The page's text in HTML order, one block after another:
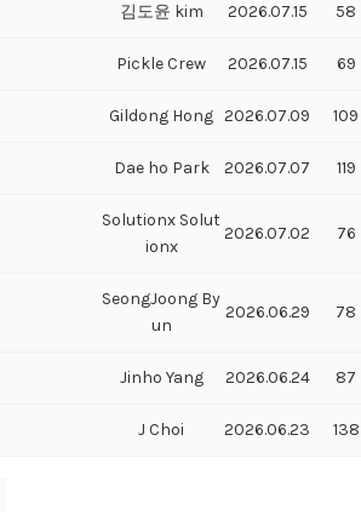
김도윤 kim 2026.07.15 58
Pickle Crew 2026.07.15 69
Gildong Hong 2026.07.09 109
Dae ho Park 2026.07.07 119
Solutionx Solut
ionx
2026.07.02 76
SeongJoong By
un
2026.06.29 78
Jinho Yang 2026.06.24 87
J Choi 2026.06.23 138